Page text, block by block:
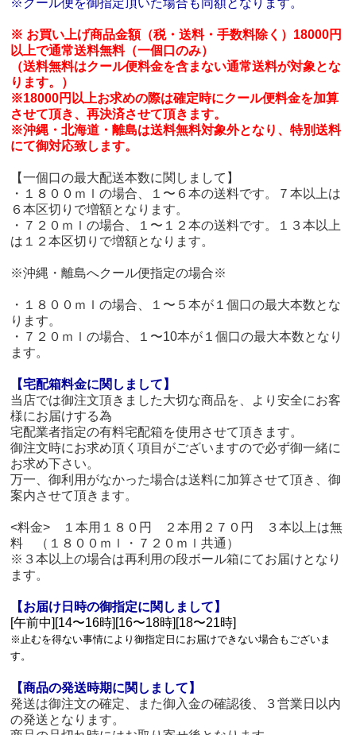
※ お買い上げ商品金額（税・送料・手数料除く）18000円
以上で通常送料無料（一個口のみ）
（送料無料はクール便料金を含まない通常送料が対象とな
ります。）
※18000円以上お求めの際は確定時にクール便料金を加算
させて頂き、再決済させて頂きます。
※沖縄・北海道・離島は送料無料対象外となり、特別送料
にて御対応致します。
【一個口の最大配送本数に関しまして】
・１８００ｍｌの場合、１〜６本の送料です。７本以上は
６本区切りで増額となります。
・７２０ｍｌの場合、１〜１２本の送料です。１３本以上
は１２本区切りで増額となります。
※沖縄・離島へクール便指定の場合※
・１８００ｍｌの場合、１〜５本が１個口の最大本数とな
ります。
・７２０ｍｌの場合、１〜10本が１個口の最大本数となり
ます。
【宅配箱料金に関しまして】
当店では御注文頂きました大切な商品を、より安全にお客
様にお届けする為
宅配業者指定の有料宅配箱を使用させて頂きます。
御注文時にお求め頂く項目がございますので必ず御一緒に
お求め下さい。
万一、御利用がなかった場合は送料に加算させて頂き、御
案内させて頂きます。
<料金> １本用１８０円 ２本用２７０円 ３本以上は無
料 （１８００ｍｌ・７２０ｍｌ共通）
※３本以上の場合は再利用の段ボール箱にてお届けとなり
ます。
【お届け日時の御指定に関しまして】
[午前中][14〜16時][16〜18時][18〜21時]
※止むを得ない事情により御指定日にお届けできない場合もございま
す。
【商品の発送時期に関しまして】
発送は御注文の確定、また御入金の確認後、３営業日以内
の発送となります。